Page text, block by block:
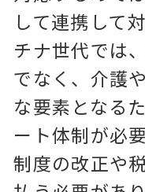
して連携して
チナ世代では
でなく、介護
な要素となる
ート体制が必
制度の改正や